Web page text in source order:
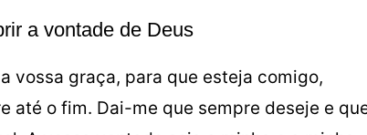
a vontade de Deus
vossa graça, para que esteja comigo,
até o fim. Dai-me que sempre deseje e